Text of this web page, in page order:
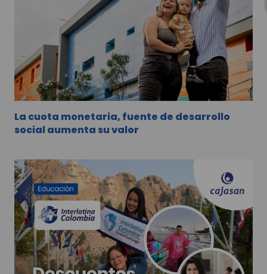
La cuota monetaria, fuente de desarrollo
social aumenta su valor